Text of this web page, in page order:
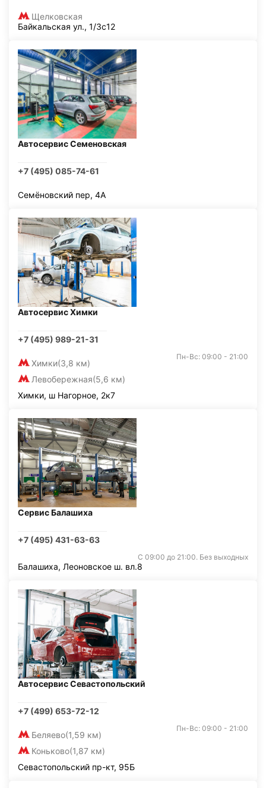
Щелковская
Байкальская ул., 1/3с12
Автосервис Семеновская
+7 (495) 085-74-61
Семёновский пер, 4А
Автосервис Химки
+7 (495) 989-21-31
Химки(3,8 км)
Левобережная(5,6 км)
Пн-Вс: 09:00 - 21:00
Химки, ш Нагорное, 2к7
Сервис Балашиха
+7 (495) 431-63-63
С 09:00 до 21:00. Без выходных
Балашиха, Леоновское ш. вл.8
Автосервис Севастопольский
+7 (499) 653-72-12
Беляево(1,59 км)
Коньково(1,87 км)
Пн-Вс: 09:00 - 21:00
Севастопольский пр-кт, 95Б